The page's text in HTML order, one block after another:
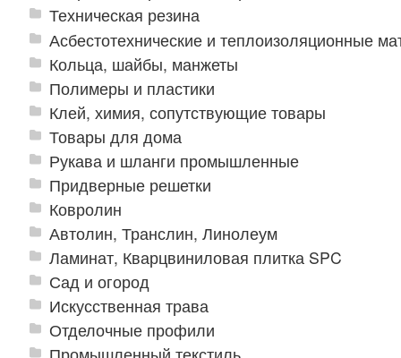
Техническая резина
Асбестотехнические и теплоизоляционные
Кольца, шайбы, манжеты
Полимеры и пластики
Клей, химия, сопутствующие товары
Товары для дома
Рукава и шланги промышленные
Придверные решетки
Ковролин
Автолин, Транслин, Линолеум
Ламинат, Кварцвиниловая плитка SPC
Сад и огород
Искусственная трава
Отделочные профили